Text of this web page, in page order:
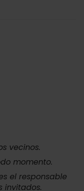
vecinos.
momento.
el responsable
invitados.